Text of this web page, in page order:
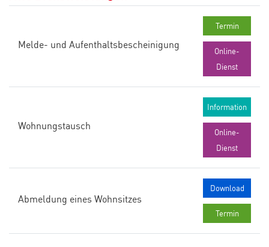
Melde- und Aufenthaltsbescheinigung
Termin
Online-
Dienst
Wohnungstausch
Information
Online-
Dienst
Abmeldung eines Wohnsitzes
Download
Termin